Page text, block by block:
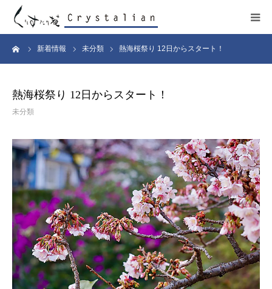
新着情報 未分類 熱海桜祭り 12日からスタート！
熱海桜祭り 12日からスタート！
未分類
ヒーリング
プロフィール
コンサート
販売サイト